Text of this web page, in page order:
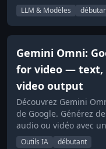
LLM & Modèles
Gemini Omni:
for video — text,
video output
Découvrez Gemini
de Google. Générez
audio ou vidéo avec
Outils IA débutant